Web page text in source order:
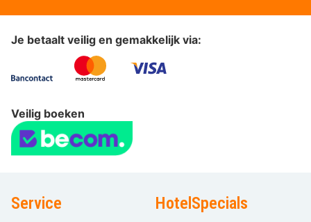
Je betaalt veilig en gemakkelijk via:
Veilig boeken
Service HotelSpecials